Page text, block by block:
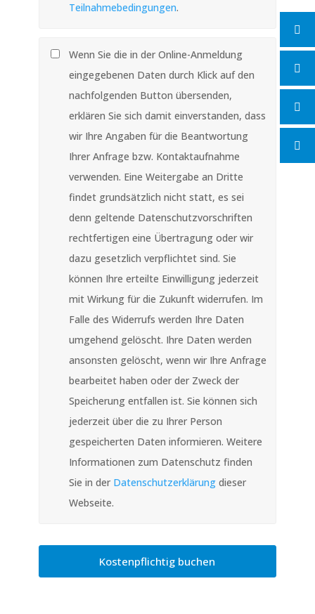
Teilnahmebedingungen.
Wenn Sie die in der Online-Anmeldung
eingegebenen Daten durch Klick auf den
nachfolgenden Button übersenden,
erklären Sie sich damit einverstanden, dass
wir Ihre Angaben für die Beantwortung
Ihrer Anfrage bzw. Kontaktaufnahme
verwenden. Eine Weitergabe an Dritte
findet grundsätzlich nicht statt, es sei
denn geltende Datenschutzvorschriften
rechtfertigen eine Übertragung oder wir
dazu gesetzlich verpflichtet sind. Sie
können Ihre erteilte Einwilligung jederzeit
mit Wirkung für die Zukunft widerrufen. Im
Falle des Widerrufs werden Ihre Daten
umgehend gelöscht. Ihre Daten werden
ansonsten gelöscht, wenn wir Ihre Anfrage
bearbeitet haben oder der Zweck der
Speicherung entfallen ist. Sie können sich
jederzeit über die zu Ihrer Person
gespeicherten Daten informieren. Weitere
Informationen zum Datenschutz finden
Sie in der Datenschutzerklärungdieser
Webseite.